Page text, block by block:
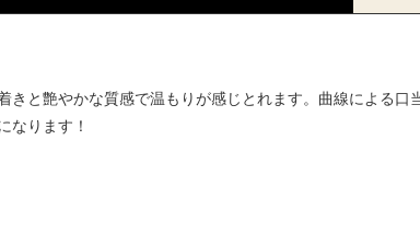
きと艶やかな質感で温もりが感じとれます。曲線による
なります！